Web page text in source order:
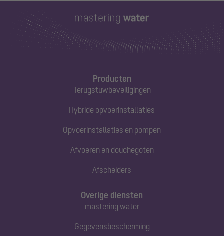
Producten
Terugstuwbeveiligingen
Hybride opvoerinstallaties
Opvoerinstallaties en pompen
Afvoeren en douchegoten
Afscheiders
Overige diensten
mastering water
Gegevensbescherming